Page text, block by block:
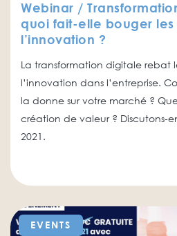
Webinar /
quoi fait-elle bouger les
l’innovation ?
La transformation digitale rebat
l’innovation dans l’entreprise.
la donne sur votre marché ?
création de valeur ? Discutons-
2021.
EVENTS